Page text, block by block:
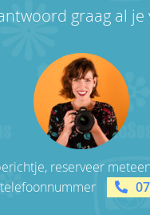
graag al je
reserveer